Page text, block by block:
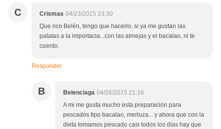
C Crismas 04/23/2015 23:30
Que rico Belén, tengo que hacerlo, si ya me gustan las
patatas a la importacia...con las almejas y el bacalao, ni te
cuento.
Responder
B Belenciaga 04/26/2015 21:16
A mi me gusta mucho esta preparación para
pescados tipo bacalao, merluza... y ahora que con la
dieta tomamos pescado casi todos los días hay que